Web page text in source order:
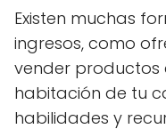
Existen muchas
ingresos, como
vender productos
habitación de tu
habilidades y